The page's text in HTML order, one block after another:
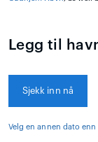
Legg til
Sjekk inn nå
Velg en annen dato enn